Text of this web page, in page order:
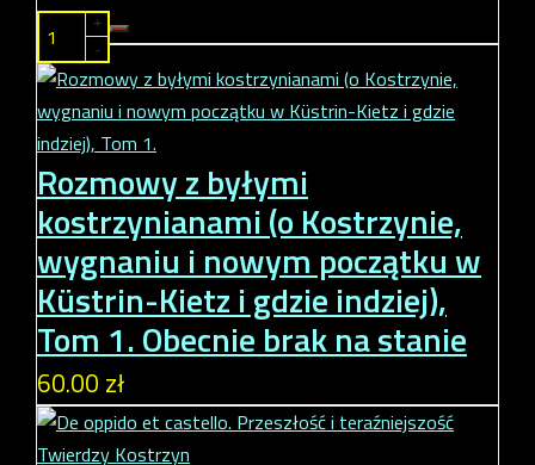
+
-
Rozmowy z byłymi
kostrzynianami (o Kostrzynie,
wygnaniu i nowym początku w
Küstrin-Kietz i gdzie indziej),
Tom 1. Obecnie brak na stanie
60.00 zł